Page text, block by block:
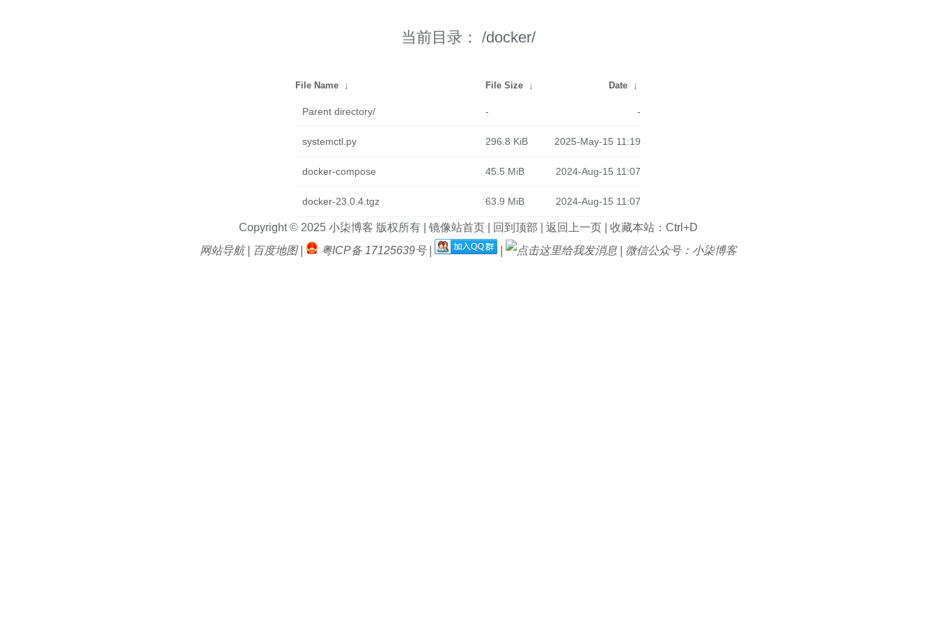
当前目录： /docker/
File Name ↓ File Size ↓ Date ↓
Parent directory/ - -
systemctl.py 296.8 KiB 2025-May-15 11:19
docker-compose 45.5 MiB 2024-Aug-15 11:07
docker-23.0.4.tgz 63.9 MiB 2024-Aug-15 11:07
Copyright © 2025 小柒博客 版权所有 | 镜像站首页| 回到顶部 返回上一页|
收藏本站：Ctrl+D
网站导航| 百度地图| 粤ICP备 17125639号 | | 微信公众号：小柒博客